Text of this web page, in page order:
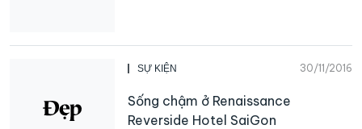
SỰ KIỆN 30/11/2016
Sống chậm ở Renaissance
Reverside Hotel SaiGon ​